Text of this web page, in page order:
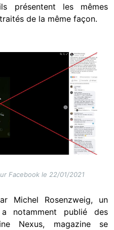
présentent les mêmes
de la même façon.
Facebook le 22/01/2021
Michel Rosenzweig, un
notamment publié des
Nexus, magazine se